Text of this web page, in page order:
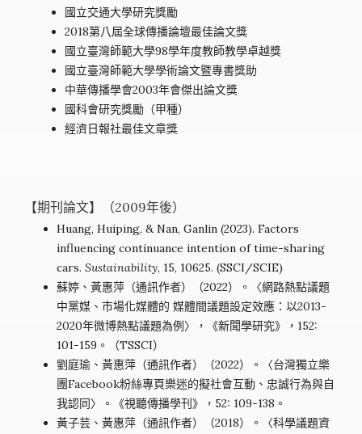
國立交通大學研究獎勵
2018第八屆全球傳播論壇最佳論文獎
國立臺灣師範大學98學年度教師教學卓越獎
國立臺灣師範大學學術論文暨專書獎助
中華傳播學會2003年會傑出論文獎
國科會研究獎勵（甲種）
經濟日報社最佳文章獎
【期刊論文】（2009年後）
Huang, Huiping, & Nan, Ganlin (2023). Factors
influencing continuance intention of time-sharing
cars. Sustainability, 15, 10625. (SSCI/SCIE)
蘇婷、黃惠萍（通訊作者）（2022）。〈網路熱點議題
中黨媒、市場化媒體的 媒體間議題設定效應：以2013-
2020年微博熱點議題為例〉，《新聞學研究》，152:
101-159。（TSSCI）
劉庭瑜、黃惠萍（通訊作者）（2022）。〈台灣獨立樂
團Facebook粉絲專頁樂迷的擬社會互動、忠誠行為與自
我認同〉。《視聽傳播學刊》，52: 109-138。
黃子芸、黃惠萍（通訊作者）（2018）。〈科學議題資